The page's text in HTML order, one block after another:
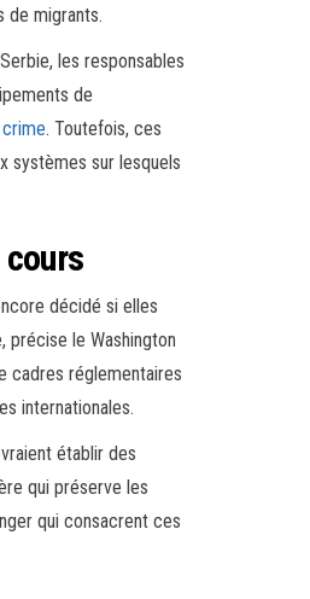
de migrants.
les responsables
de
. Toutefois, ces
systèmes sur lesquels
décidé si elles
précise le Washington
cadres réglementaires
internationales.
établir des
qui préserve les
qui consacrent ces